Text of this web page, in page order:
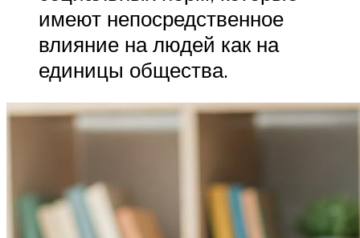
имеют непосредственное
влияние на людей как на
единицы общества.